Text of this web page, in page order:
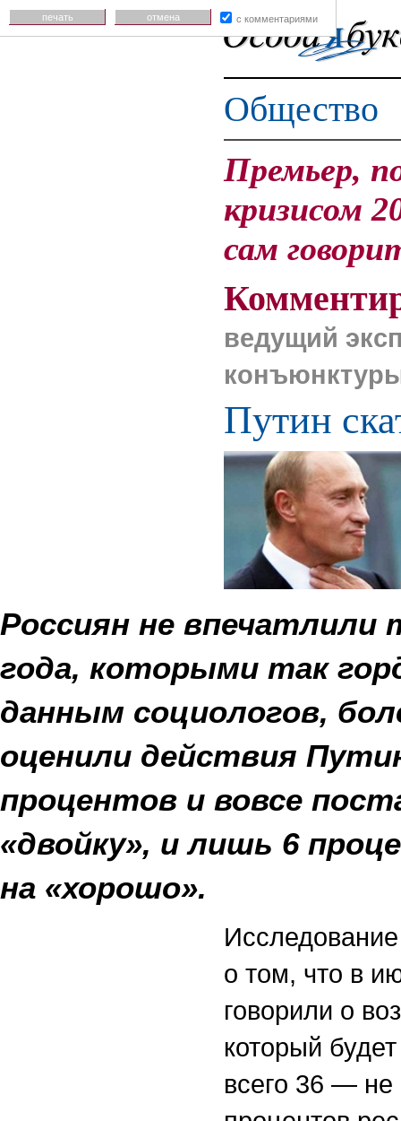
Общество
Премьер,
кризисом
сам
ведущий
Путин
Россиян не впечатлили
года, которыми так
данным социологов,
оценили действия
процентов и вовсе
«двойку», и лишь 6
на «хорошо».
о том, что в
говорили о
который
всего 36 — не
печать отмена с комментариями